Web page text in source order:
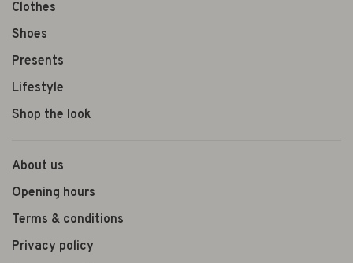
Clothes
Shoes
Presents
Lifestyle
Shop the look
About us
Opening hours
Terms & conditions
Privacy policy